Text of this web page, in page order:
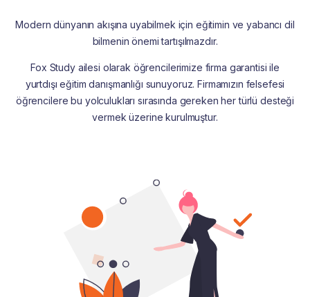
Modern dünyanın akışına uyabilmek için eğitimin ve yabancı dil
bilmenin önemi tartışılmazdır.
Fox Study ailesi olarak öğrencilerimize firma garantisi ile
yurtdışı eğitim danışmanlığı sunuyoruz. Firmamızın felsefesi
öğrencilere bu yolculukları sırasında gereken her türlü desteği
vermek üzerine kurulmuştur.